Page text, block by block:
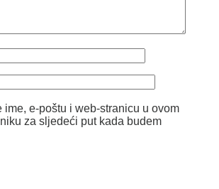
ime, e-poštu i web-stranicu u ovom
za sljedeći put kada budem